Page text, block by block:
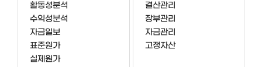
활동성분석
수익성분석
자금일보
표준원가
실제원가
결산관리
장부관리
자금관리
고정자산